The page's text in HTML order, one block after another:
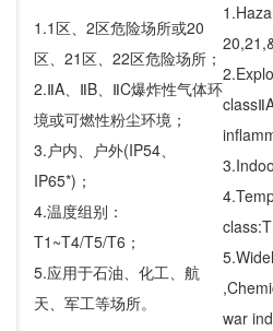
1.1区、2区危险场所或20
区、21区、22区危险场所；
2.ⅡA、ⅡB、ⅡC爆炸性气体环
境或可燃性粉尘环境；
3.户内、户外(IP54、
IP65*)；
4.温度组别：
T1~T4/T5/T6；
5.应用于石油、化工、航
天、军工等场所。
war